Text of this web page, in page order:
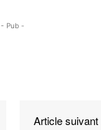
- Pub -
Article suivant